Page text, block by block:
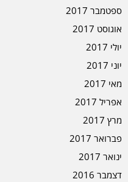
ספטמבר 2017
אוגוסט 2017
יולי 2017
יוני 2017
מאי 2017
אפריל 2017
מרץ 2017
פברואר 2017
ינואר 2017
דצמבר 2016